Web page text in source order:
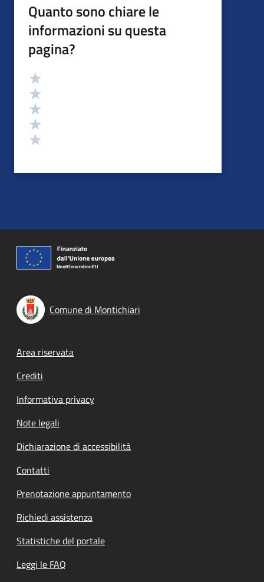
Quanto sono chiare le
informazioni su questa
pagina?
Valutazione
Comune di Montichiari
Footer menu
Area riservata
Crediti
Informativa privacy
Note legali
Dichiarazione di accessibilità
Contatti
Prenotazione appuntamento
Richiedi assistenza
Statistiche del portale
Leggi le FAQ